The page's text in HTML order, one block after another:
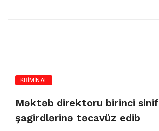
KRİMİNAL
Məktəb direktoru birinci sinif
şagirdlərinə təcavüz edib